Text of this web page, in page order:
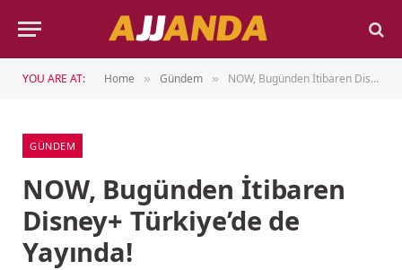
YOU ARE AT: Home » Gündem » NOW, Bugünden İtibaren Disney+ Türkiye’de de Yayında!
GÜNDEM
NOW, Bugünden İtibaren
Disney+ Türkiye’de de
Yayında!